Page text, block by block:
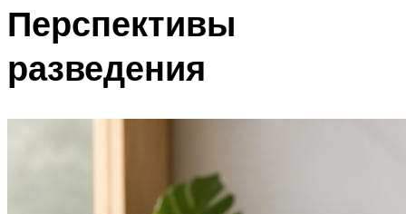
Перспективы
разведения